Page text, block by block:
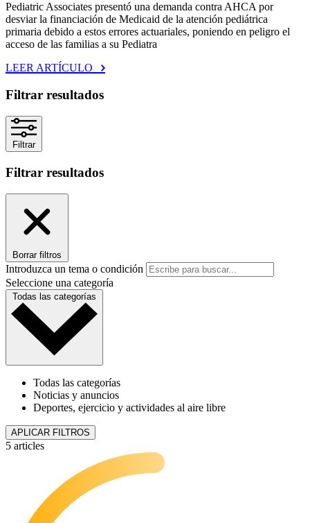
Pediatric Associates presentó una demanda contra AHCA por
desviar la financiación de Medicaid de la atención pediátrica
primaria debido a estos errores actuariales, poniendo en peligro el
acceso de las familias a su Pediatra
LEER ARTÍCULO
Filtrar resultados
Filtrar
Filtrar resultados
Borrar filtros
Introduzca un tema o condición
Seleccione una categoría
Todas las categorías
Todas las categorías
Noticias y anuncios
Deportes, ejercicio y actividades al aire libre
APLICAR FILTROS
5 articles